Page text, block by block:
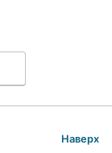
Наверх